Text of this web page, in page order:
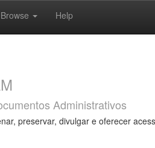
Browse Help
Administrativos
preservar, divulgar e oferecer